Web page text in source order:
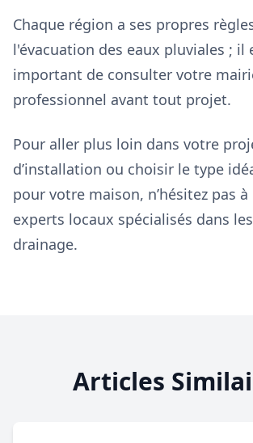
Chaque région a ses propres
l'évacuation des eaux pluviales ; il
important de consulter votre
professionnel avant tout projet.
Pour aller plus loin dans votre
d’installation ou choisir le type
pour votre maison, n’hésitez pas
experts locaux spécialisés dans
drainage.
Articles